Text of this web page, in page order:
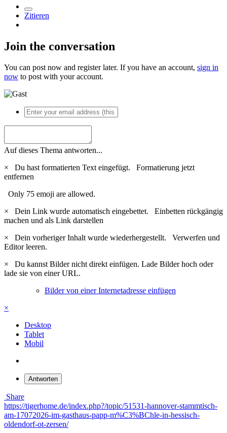
Zitieren
Join the conversation
You can post now and register later. If you have an account, sign in
now to post with your account.
Auf dieses Thema antworten...
×
Du hast formatierten Text eingefügt. Formatierung jetzt
entfernen
Only 75 emoji are allowed.
×
Dein Link wurde automatisch eingebettet. Einbetten rückgängig
machen und als Link darstellen
×
Dein vorheriger Inhalt wurde wiederhergestellt. Verwerfen und
Editor leeren.
×
Du kannst Bilder nicht direkt einfügen. Lade Bilder hoch oder
lade sie von einer URL.
Bilder von einer Internetadresse einfügen
×
Desktop
Tablet
Mobil
Antworten
Share
https://tigerhome.de/index.php?/topic/51531-hannover-stammtisch-
am-17072026-im-gasthaus-papp-m%C3%BChle-in-hessisch-
oldendorf-ot-zersen/